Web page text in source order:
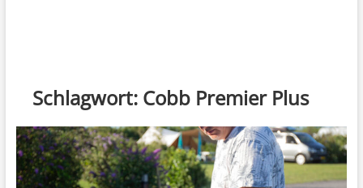
Schlagwort: Cobb Premier Plus